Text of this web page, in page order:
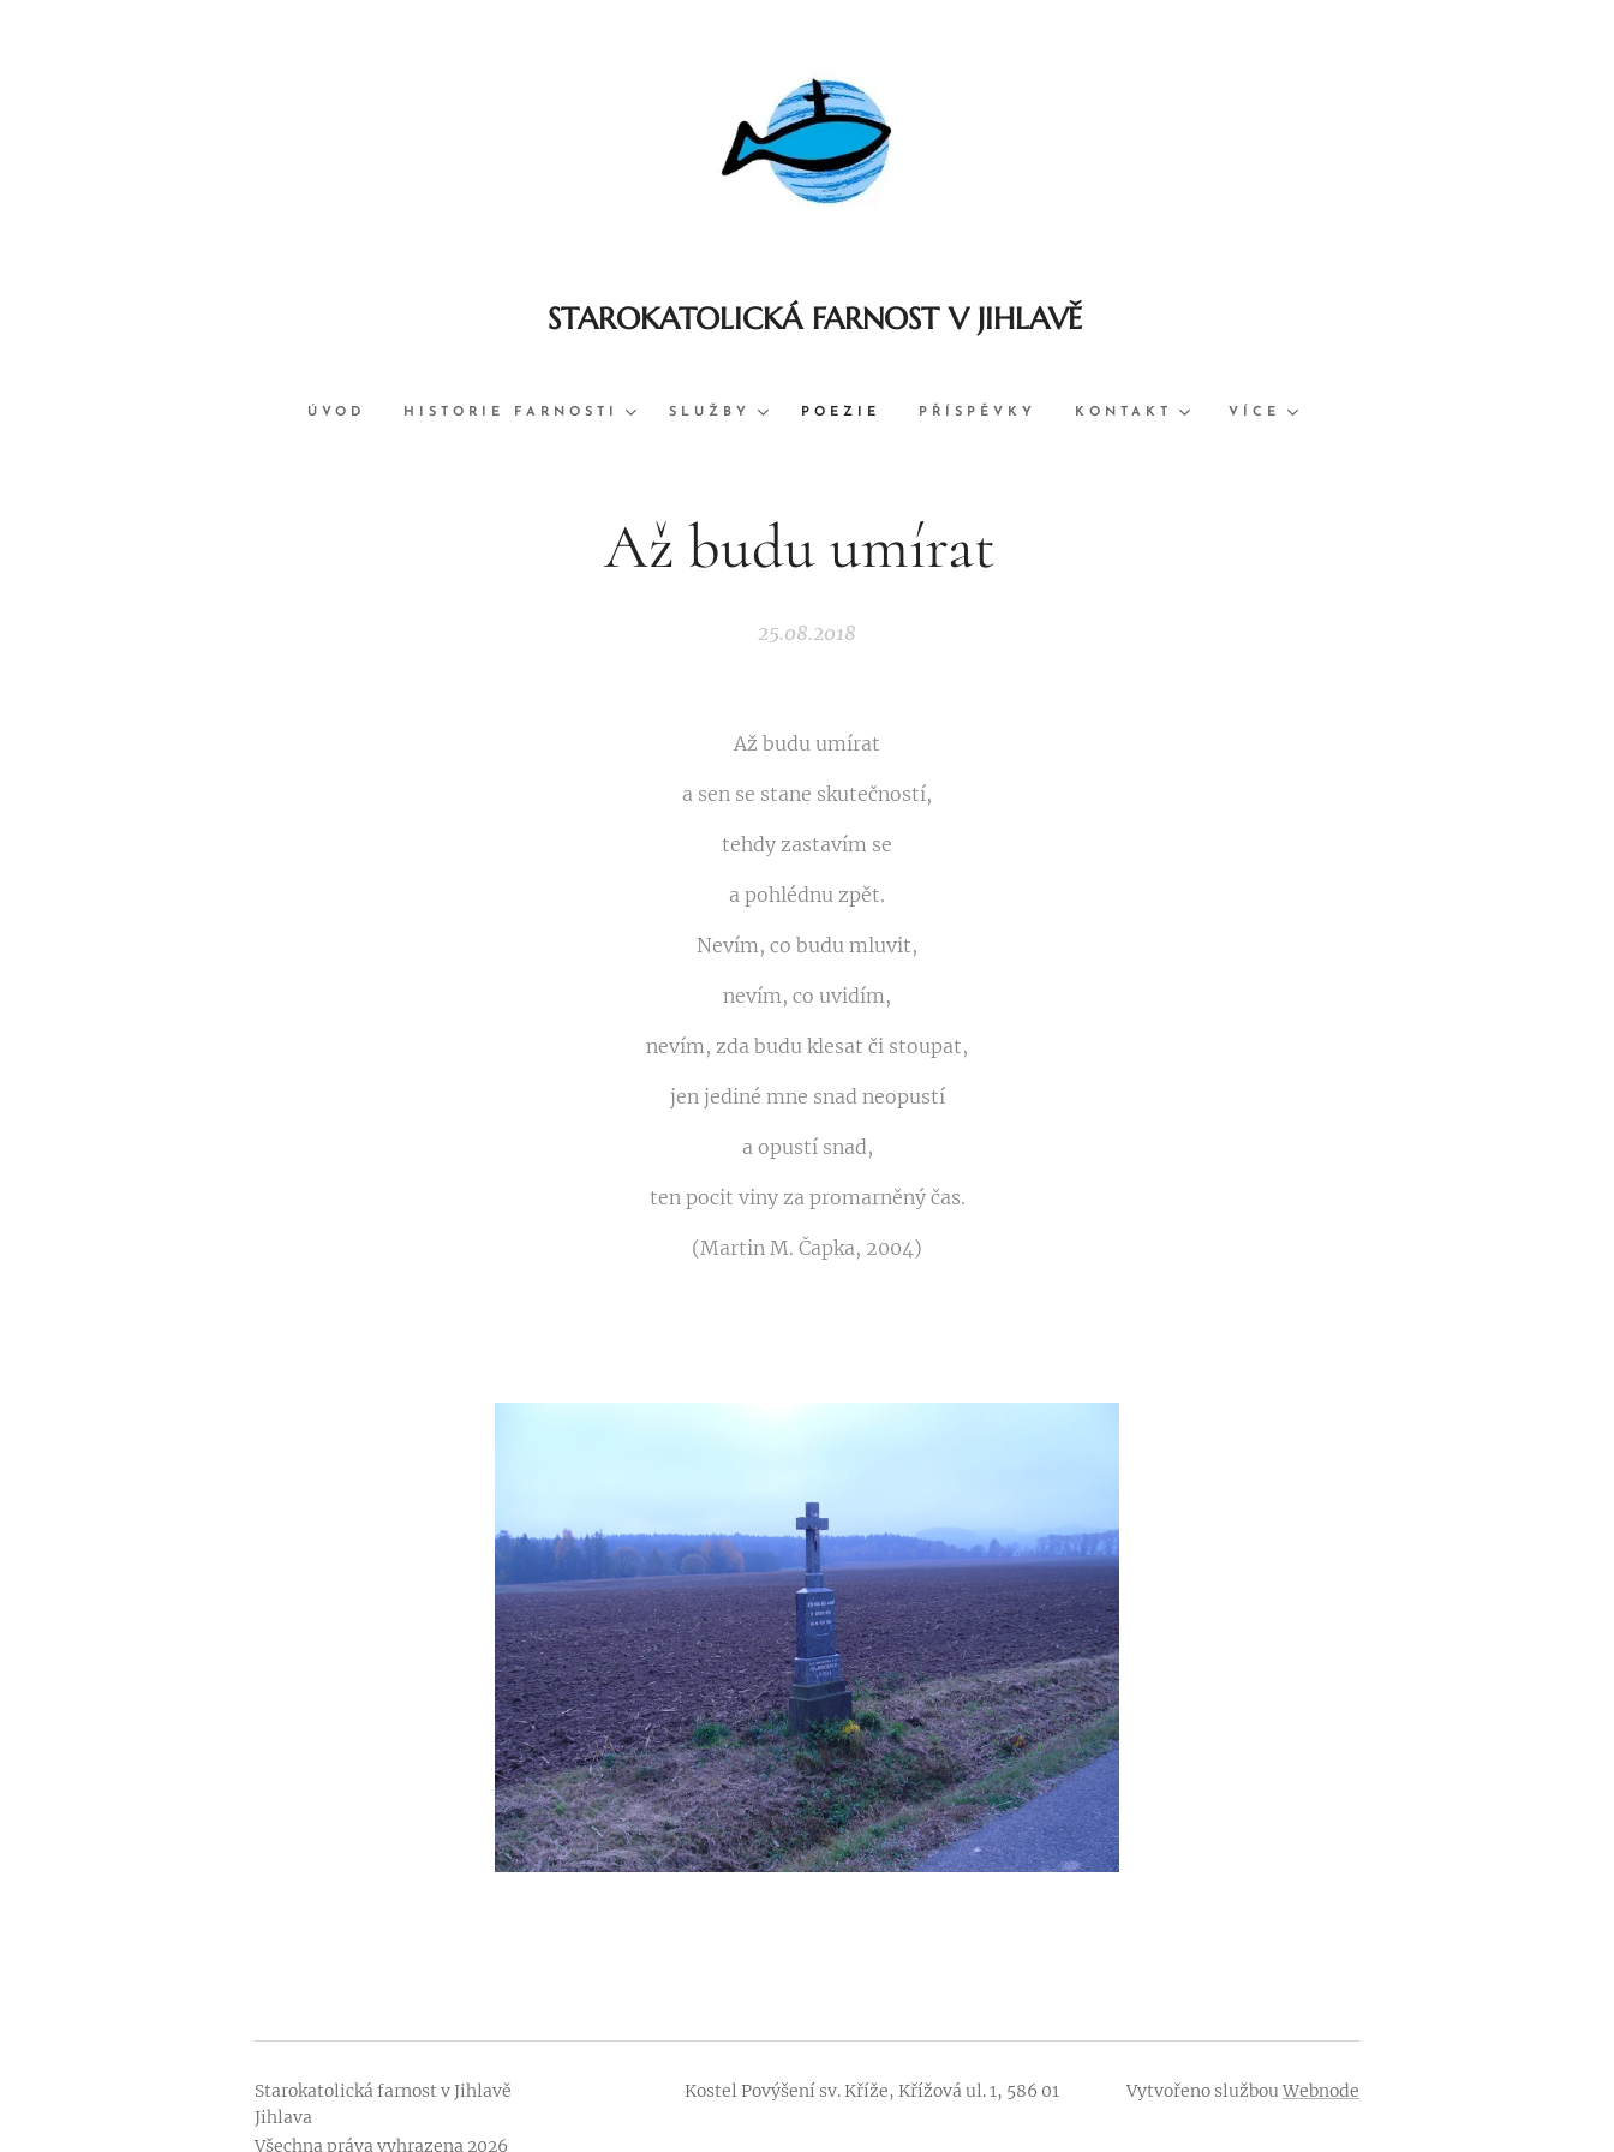
STAROKATOLICKÁ FARNOST V JIHLAVĚ
ÚVOD HISTORIE FARNOSTI SLUŽBY POEZIE PŘÍSPĚVKY KONTAKT VÍCE
Až budu umírat
25.08.2018
Až budu umírat
a sen se stane skutečností,
tehdy zastavím se
a pohlédnu zpět.
Nevím, co budu mluvit,
nevím, co uvidím,
nevím, zda budu klesat či stoupat,
jen jediné mne snad neopustí
a opustí snad,
ten pocit viny za promarněný čas.
(Martin M. Čapka, 2004)
Starokatolická farnost v Jihlavě Kostel Povýšení sv. Kříže, Křížová ul. 1, 586 01
Jihlava
Všechna práva vyhrazena 2026
Vytvořeno službouWebnode